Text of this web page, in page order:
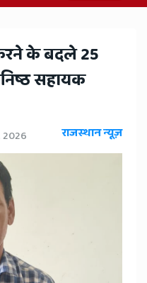
के बदले 25
सहायक
2026 राजस्थान न्यूज़